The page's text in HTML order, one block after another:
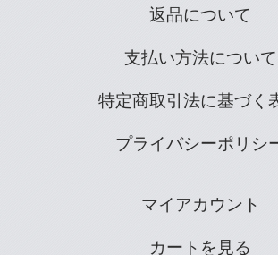
返品について
支払い方法について
特定商取引法に基づく
プライバシーポリシ
マイアカウント
カートを見る